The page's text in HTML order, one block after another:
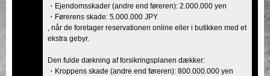
・Ejendomsskader (andre end føreren): 2.000.000 yen
・Førerens skade: 5.000.000 JPY
, når de foretager reservationen online eller i butikken med et
ekstra gebyr.
Den fulde dækning af forsikringsplanen dækker:
・Kroppens skade (andre end føreren): 800.000.000 yen